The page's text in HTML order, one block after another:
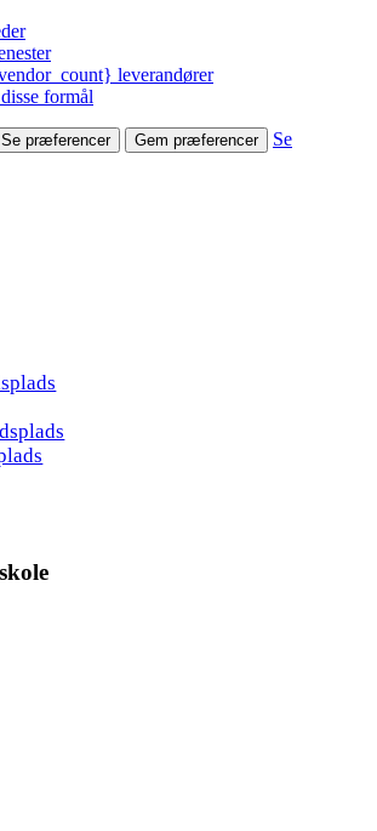
leverandører
formål
Se præferencer Gem præferencer
Se